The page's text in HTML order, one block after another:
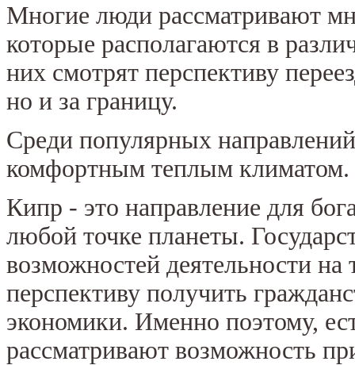
Многие люди рассматривают
которые располагаются в
них смотрят перспективу
но и за границу.
Среди популярных
комфортным теплым
Кипр - это направление для
любой точке планеты.
возможностей деятельности
перспективу получить
экономики. Именно поэтому,
рассматривают возможность